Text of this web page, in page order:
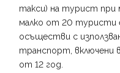
такси) на турист
малко от 20 туристи
осъществи с
транспорт, включени
от 12 год.